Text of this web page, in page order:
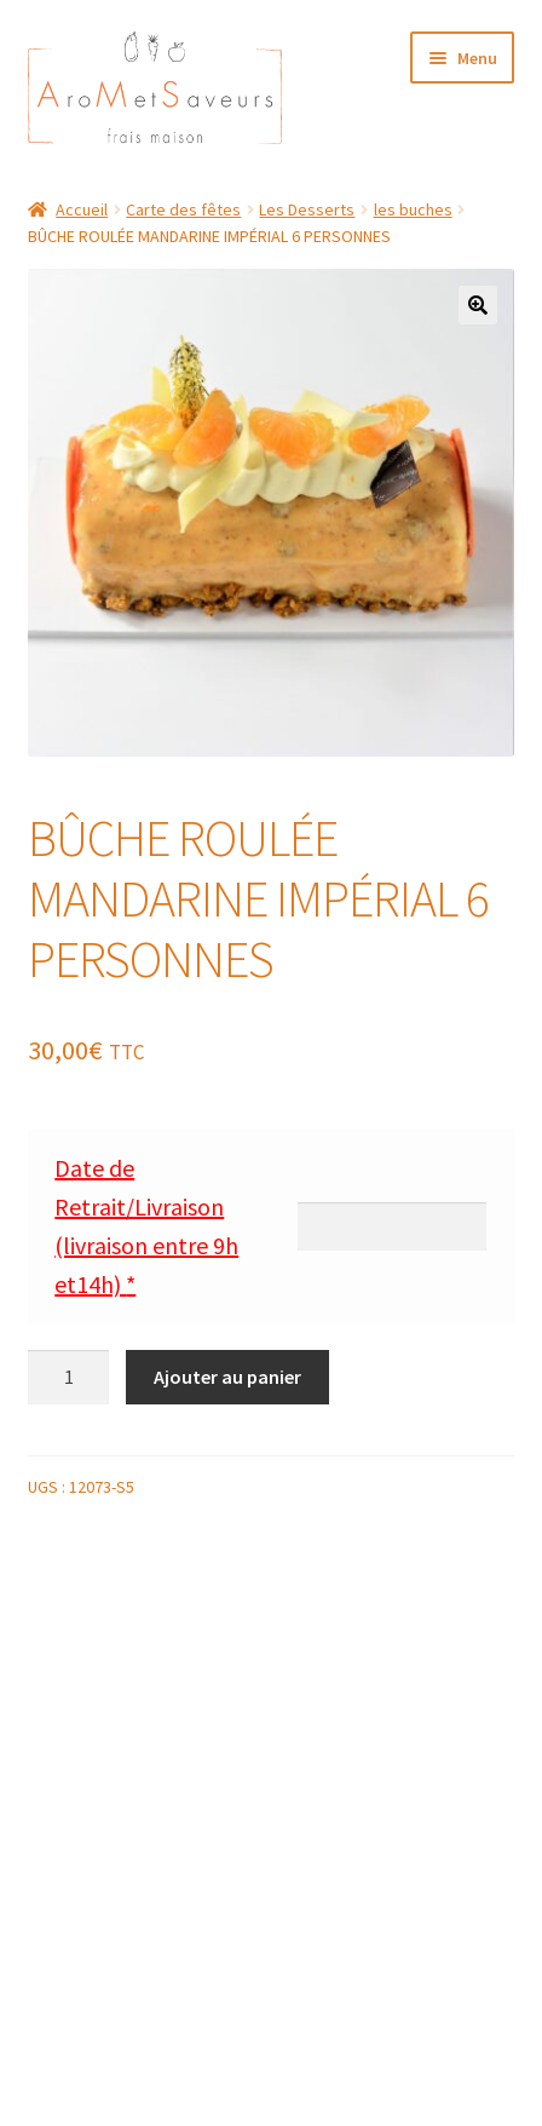
Aller
à
la
navigation
Aller
au
contenu
Menu
Plat du Jour/ Menu Week end
Accueil Carte des fêtes Les Desserts
les buches
BÛCHE ROULÉE MANDARINE IMPÉRIAL 6 PERSONNES
BÛCHE ROULÉE
MANDARINE IMPÉRIAL 6
PERSONNES
30,00€ TTC
Date de
Retrait/Livraison
(livraison entre 9h
et14h) *
MANDARINE
Ajouter au panier
UGS : 12073-S5